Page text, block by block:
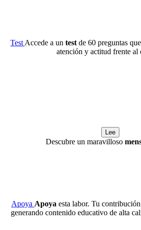
Test Accede a un test de 60 preguntas
atención y actitud frente al
Lee
Descubre un maravilloso
Apoya Apoya esta labor. Tu
generando contenido educativo de alta